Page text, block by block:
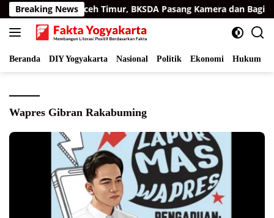
Langsung
ke
konten
Breaking NewsAceh Timur, BKSDA Pasang Kamera dan Bagikan
Beranda DIY Yogyakarta Nasional Politik Ekonomi Hukum
Wapres Gibran Rakabuming